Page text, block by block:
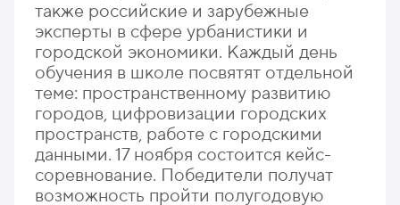
также российские и зарубежные
эксперты в сфере урбанистики и
городской экономики. Каждый день
обучения в школе посвятят отдельной
теме: пространственному развитию
городов, цифровизации городских
пространств, работе с городскими
данными. 17 ноября состоится кейс-
соревнование. Победители получат
возможность пройти полугодовую